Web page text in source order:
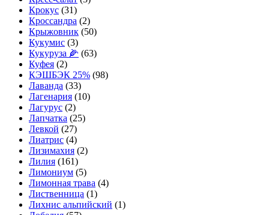
Крокус (31)
Кроссандра (2)
Крыжовник (50)
Кукумис (3)
Кукуруза 🌽 (63)
Куфея (2)
КЭШБЭК 25% (98)
Лаванда (33)
Лагенария (10)
Лагурус (2)
Лапчатка (25)
Левкой (27)
Лиатрис (4)
Лизимахия (2)
Лилия (161)
Лимониум (5)
Лимонная трава (4)
Лиственница (1)
Лихнис альпийский (1)